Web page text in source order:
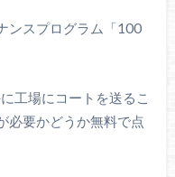
ンスプログラム「100
工場にコートを送るこ
必要かどうか無料で点